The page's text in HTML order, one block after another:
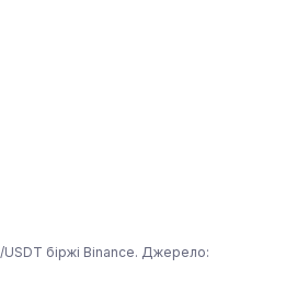
USDT біржі Binance. Джерело: